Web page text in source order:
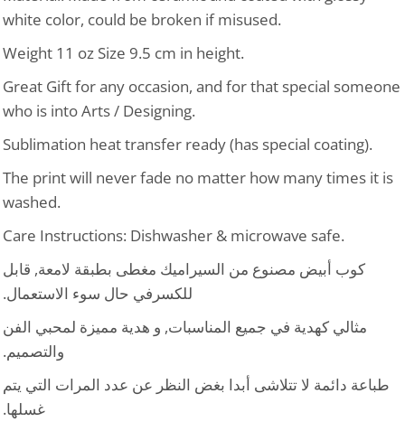
white color, could be broken if misused.
Weight 11 oz Size 9.5 cm in height.
Great Gift for any occasion, and for that special someone
who is into Arts / Designing.
Sublimation heat transfer ready (has special coating).
The print will never fade no matter how many times it is
washed.
Care Instructions: Dishwasher & microwave safe.
كوب أبيض مصنوع من السيراميك مغطى بطبقة لامعة, قابل
للكسرفي حال سوء الاستعمال.
مثالي كهدية في جميع المناسبات, و هدية مميزة لمحبي الفن
والتصميم.
طباعة دائمة لا تتلاشى أبدا بغض النظر عن عدد المرات التي يتم
غسلها.